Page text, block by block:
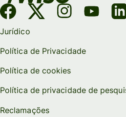
Jurídico
Política de Privacidade
Política de cookies
Política de privacidade de
Reclamações